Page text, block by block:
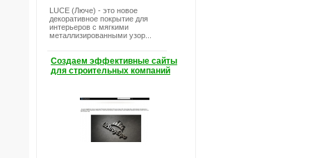
LUCE (Люче) - это новое
декоративное покрытие для
интерьеров с мягкими
металлизированными узор...
Создаем эффективные сайты
для строительных компаний